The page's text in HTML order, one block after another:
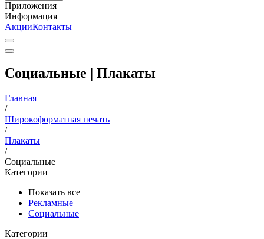
Приложения
Информация
АкцииКонтакты
Социальные | Плакаты
Главная
/
Широкоформатная печать
/
Плакаты
/
Социальные
Категории
Показать все
Рекламные
Социальные
Категории